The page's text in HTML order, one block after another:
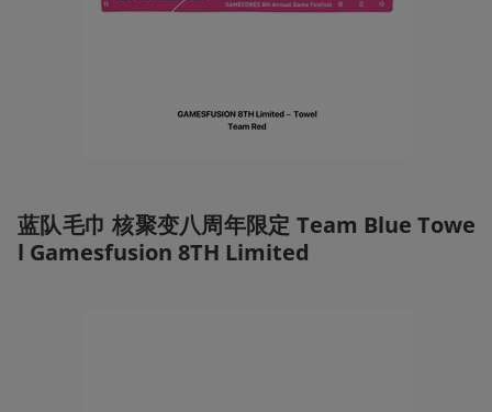
蓝队毛巾 核聚变八周年限定 Team Blue Towe
l Gamesfusion 8TH Limited